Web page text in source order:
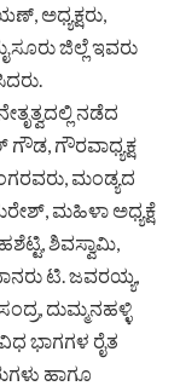
ಅಧ್ಯಕ್ಷರು,
ಜಿಲ್ಲೆ ಇವರು
ನಡೆದ
ಗೌಡ, ಗೌರವಾಧ್ಯಕ್ಷ
ಮಂಡ್ಯದ
ಮಹಿಳಾ ಅಧ್ಯಕ್ಷೆ
ಶಿವಸ್ವಾಮಿ,
ಟಿ. ಜವರಯ್ಯ,
ದುಮ್ಮನಹಳ್ಳಿ
ಭಾಗಗಳ ರೈತ
ಹಾಗೂ